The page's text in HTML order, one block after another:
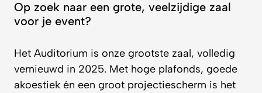
Op zoek naar een grote, veelzijdige zaal
voor je event?
Het Auditorium is onze grootste zaal, volledig
vernieuwd in 2025. Met hoge plafonds, goede
akoestiek én een groot projectiescherm is het